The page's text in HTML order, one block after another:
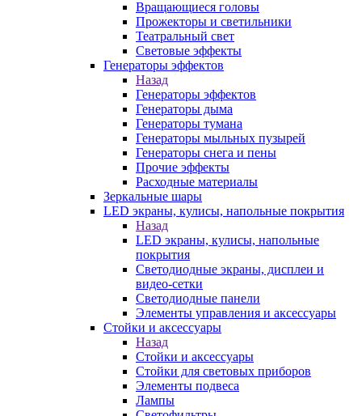
Вращающиеся головы
Прожекторы и светильники
Театральный свет
Световые эффекты
Генераторы эффектов
Назад
Генераторы эффектов
Генераторы дыма
Генераторы тумана
Генераторы мыльных пузырей
Генераторы снега и пены
Прочие эффекты
Расходные материалы
Зеркальные шары
LED экраны, кулисы, напольные покрытия
Назад
LED экраны, кулисы, напольные
покрытия
Светодиодные экраны, дисплеи и
видео-сетки
Светодиодные панели
Элементы управления и аксессуары
Стойки и аксессуары
Назад
Стойки и аксессуары
Стойки для световых приборов
Элементы подвеса
Лампы